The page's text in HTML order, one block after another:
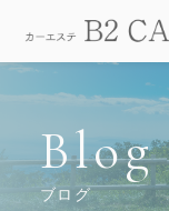
Blog
ブログ